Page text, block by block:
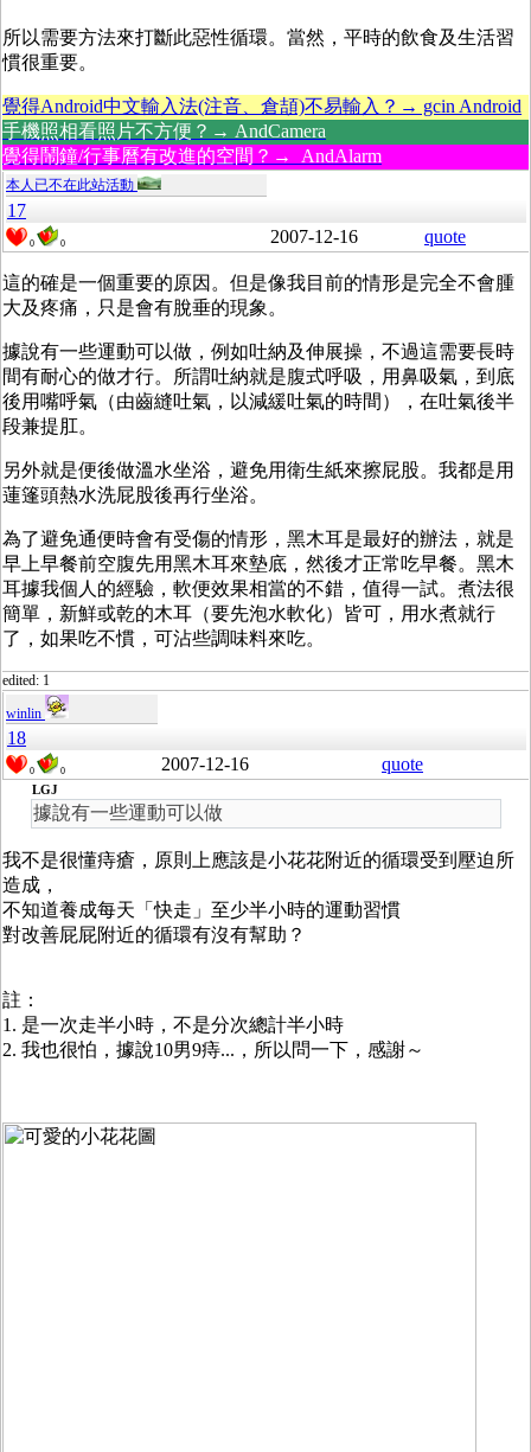
所以需要方法來打斷此惡性循環。當然，平時的飲食及生活習
慣很重要。
覺得Android中文輸入法(注音、倉頡)不易輸入？→ gcin Android
手機照相看照片不方便？→ AndCamera
覺得鬧鐘/行事曆有改進的空間？→ AndAlarm
本人已不在此站活動
17
0 0 2007-12-16 quote
這的確是一個重要的原因。但是像我目前的情形是完全不會腫
大及疼痛，只是會有脫垂的現象。
據說有一些運動可以做，例如吐納及伸展操，不過這需要長時
間有耐心的做才行。所謂吐納就是腹式呼吸，用鼻吸氣，到底
後用嘴呼氣（由齒縫吐氣，以減緩吐氣的時間），在吐氣後半
段兼提肛。
另外就是便後做溫水坐浴，避免用衛生紙來擦屁股。我都是用
蓮篷頭熱水洗屁股後再行坐浴。
為了避免通便時會有受傷的情形，黑木耳是最好的辦法，就是
早上早餐前空腹先用黑木耳來墊底，然後才正常吃早餐。黑木
耳據我個人的經驗，軟便效果相當的不錯，值得一試。煮法很
簡單，新鮮或乾的木耳（要先泡水軟化）皆可，用水煮就行
了，如果吃不慣，可沾些調味料來吃。
edited: 1
winlin
18
0 0 2007-12-16 quote
LGJ
據說有一些運動可以做
我不是很懂痔瘡，原則上應該是小花花附近的循環受到壓迫所
造成，
不知道養成每天「快走」至少半小時的運動習慣
對改善屁屁附近的循環有沒有幫助？
註：
1. 是一次走半小時，不是分次總計半小時
2. 我也很怕，據說10男9痔...，所以問一下，感謝～